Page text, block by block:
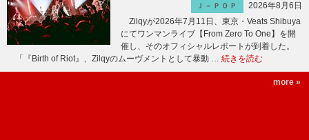
Ｊ－ＰＯＰ
2026年8月6日
Zilqyが2026年7月11日、東京・Veats Shibuya
にてワンマンライブ【From Zero To One】を開
催し、そのオフィシャルレポートが到着した。
「『Birth of Riot』、Zilqyのムーヴメントとして暴動 … 続きを読む
more »